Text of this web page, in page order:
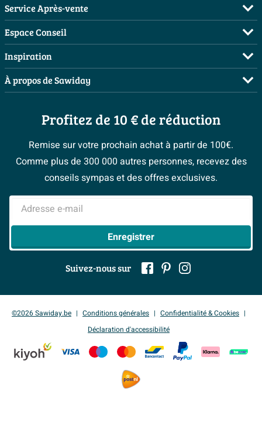
Service Après-vente
FAQ
Commander
Payer
Livraison / retrait
Garantie & réclamations
Politique d’avis
> Service client
Espace Conseil
Visite sur rendez-vous
Demandez votre devis
Planificateur 3D
Les bons tuyaux
Espace bricolage
> Espace Conseil
Inspiration
Salles de bains complètes
Inspiration toilettes
Moodboards
Magazine
#Mysawiday
> Inspiration salle de bains
À propos de Sawiday
Qui est Sawiday ?
Postes vacants
Espace Pro
BeCommerce
> Tout sur nos showrooms
Profitez de 10 € de réduction
Remise sur votre prochain achat à partir de 100€.
Comme plus de 300 000 autres personnes, recevez des
conseils sympas et des offres exclusives.
Adresse e-mail
Enregistrer
Suivez-nous sur
©2026 Sawiday.be Conditions générales
Confidentialité & Cookies
Déclaration d'accessibilité